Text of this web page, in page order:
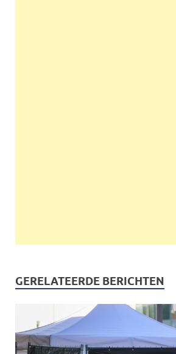
GERELATEERDE BERICHTEN